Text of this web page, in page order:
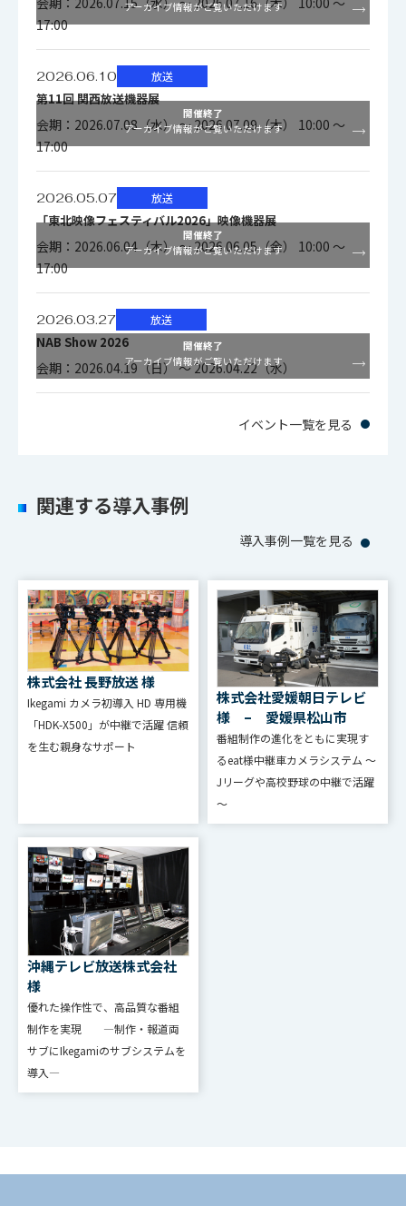
17:00
アーカイブ情報がご覧いただけます
2026.06.10 放送
第11回 関西放送機器展
会期：2026.07.08（水） ～ 2026.07.09（木） 10:00 ～
17:00
開催終了
アーカイブ情報がご覧いただけます
2026.05.07 放送
「東北映像フェスティバル2026」映像機器展
会期：2026.06.04（木） ～ 2026.06.05（金） 10:00 ～
17:00
開催終了
アーカイブ情報がご覧いただけます
2026.03.27 放送
NAB Show 2026
会期：2026.04.19（日） ～ 2026.04.22（水）
開催終了
アーカイブ情報がご覧いただけます
イベント一覧を見る
関連する導入事例
導入事例一覧を見る
株式会社 長野放送 様
Ikegami カメラ初導⼊ HD 専⽤機
「HDK-X500」が中継で活躍 信頼
を⽣む親⾝なサポート
株式会社愛媛朝日テレビ
様 – 愛媛県松山市
番組制作の進化をともに実現す
るeat様中継車カメラシステム ～
Jリーグや高校野球の中継で活躍
～
沖縄テレビ放送株式会社
様
優れた操作性で、高品質な番組
制作を実現 ―制作・報道両
サブにIkegamiのサブシステムを
導入―